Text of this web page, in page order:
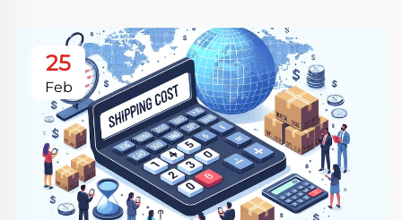
25
Feb